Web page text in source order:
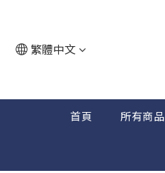
繁體中文
首頁 所有商品